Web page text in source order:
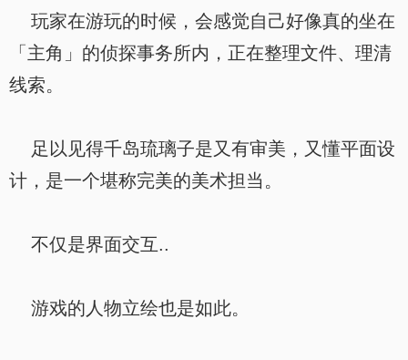
玩家在游玩的时候，会感觉自己好像真的坐在
「主角」的侦探事务所内，正在整理文件、理清
线索。
足以见得千岛琉璃子是又有审美，又懂平面设
计，是一个堪称完美的美术担当。
不仅是界面交互..
游戏的人物立绘也是如此。